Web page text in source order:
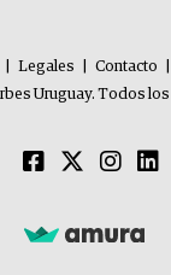
Legales Contacto
Uruguay. Todos